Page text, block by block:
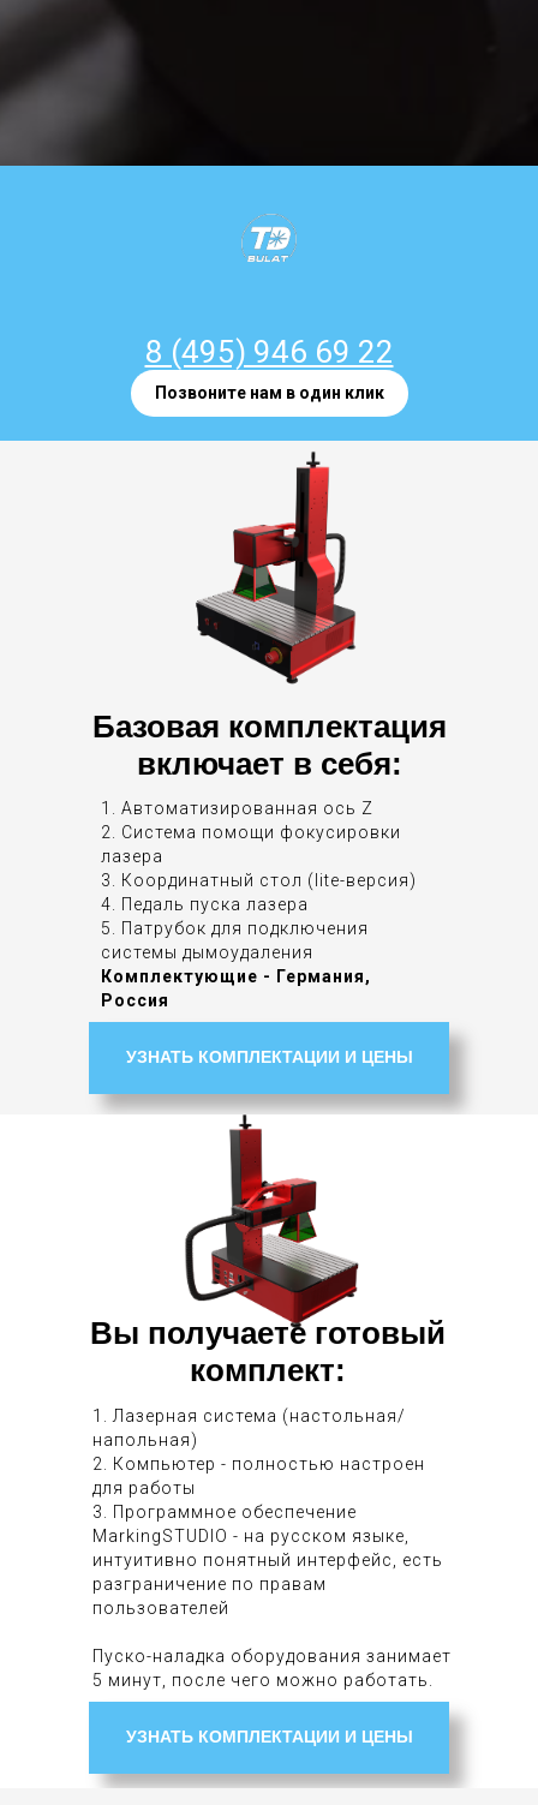
8 (495) 946 69 22
Позвоните нам в один клик
1. Автоматизированная ось Z
2. Система помощи фокусировки
лазера
3. Координатный стол (lite-версия)
4. Педаль пуска лазера
5. Патрубок для подключения
системы дымоудаления
Комплектующие - Германия,
Россия
Базовая комплектация
включает в себя:
УЗНАТЬ КОМПЛЕКТАЦИИ И ЦЕНЫ
1. Лазерная система (настольная/
напольная)
2. Компьютер - полностью настроен
для работы
3. Программное обеспечение
MarkingSTUDIO - на русском языке,
интуитивно понятный интерфейс, есть
разграничение по правам
пользователей
Пуско-наладка оборудования занимает
5 минут, после чего можно работать.
Вы получаете готовый
комплект:
УЗНАТЬ КОМПЛЕКТАЦИИ И ЦЕНЫ